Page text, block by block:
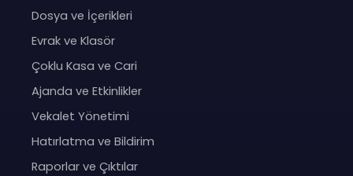
Dosya ve İçerikleri
Evrak ve Klasör
Çoklu Kasa ve Cari
Ajanda ve Etkinlikler
Vekalet Yönetimi
Hatırlatma ve Bildirim
Raporlar ve Çıktılar